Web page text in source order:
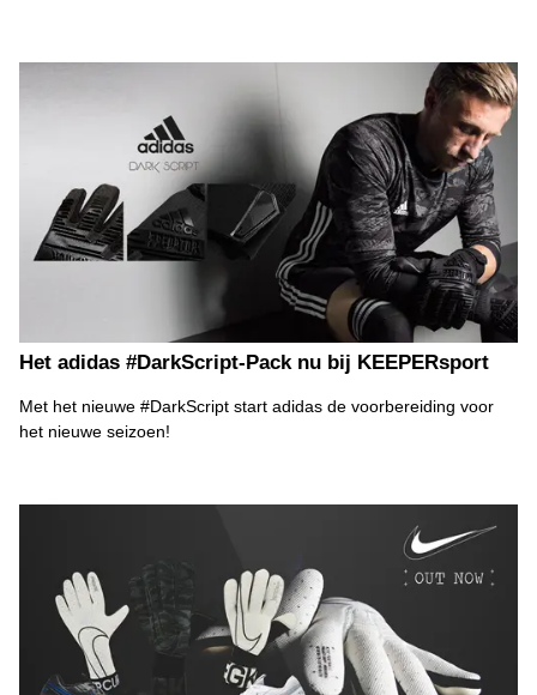
Het adidas #DarkScript-Pack nu bij KEEPERsport
Met het nieuwe #DarkScript start adidas de voorbereiding voor
het nieuwe seizoen!